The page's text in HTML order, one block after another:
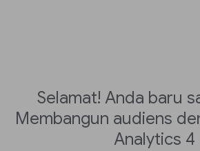
Selamat! Anda baru
Membangun audiens
Analytics 4